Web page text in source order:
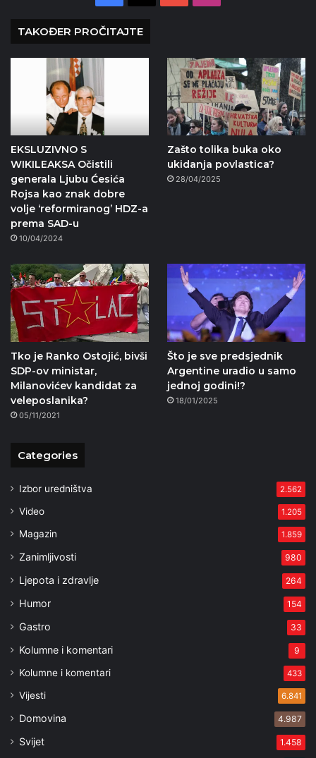
TAKOĐER PROČITAJTE
EKSLUZIVNO S
WIKILEAKSA Očistili
generala Ljubu Ćesića
Rojsa kao znak dobre
volje ‘reformiranog’ HDZ-a
prema SAD-u
10/04/2024
Zašto tolika buka oko
ukidanja povlastica?
28/04/2025
Tko je Ranko Ostojić, bivši
SDP-ov ministar,
Milanovićev kandidat za
veleposlanika?
05/11/2021
Što je sve predsjednik
Argentine uradio u samo
jednoj godini!?
18/01/2025
Categories
Izbor uredništva 2.562
Video 1.205
Magazin 1.859
Zanimljivosti 980
Ljepota i zdravlje 264
Humor 154
Gastro 33
Kolumne i komentari 9
Kolumne i komentari 433
Vijesti 6.841
Domovina 4.987
Svijet 1.458